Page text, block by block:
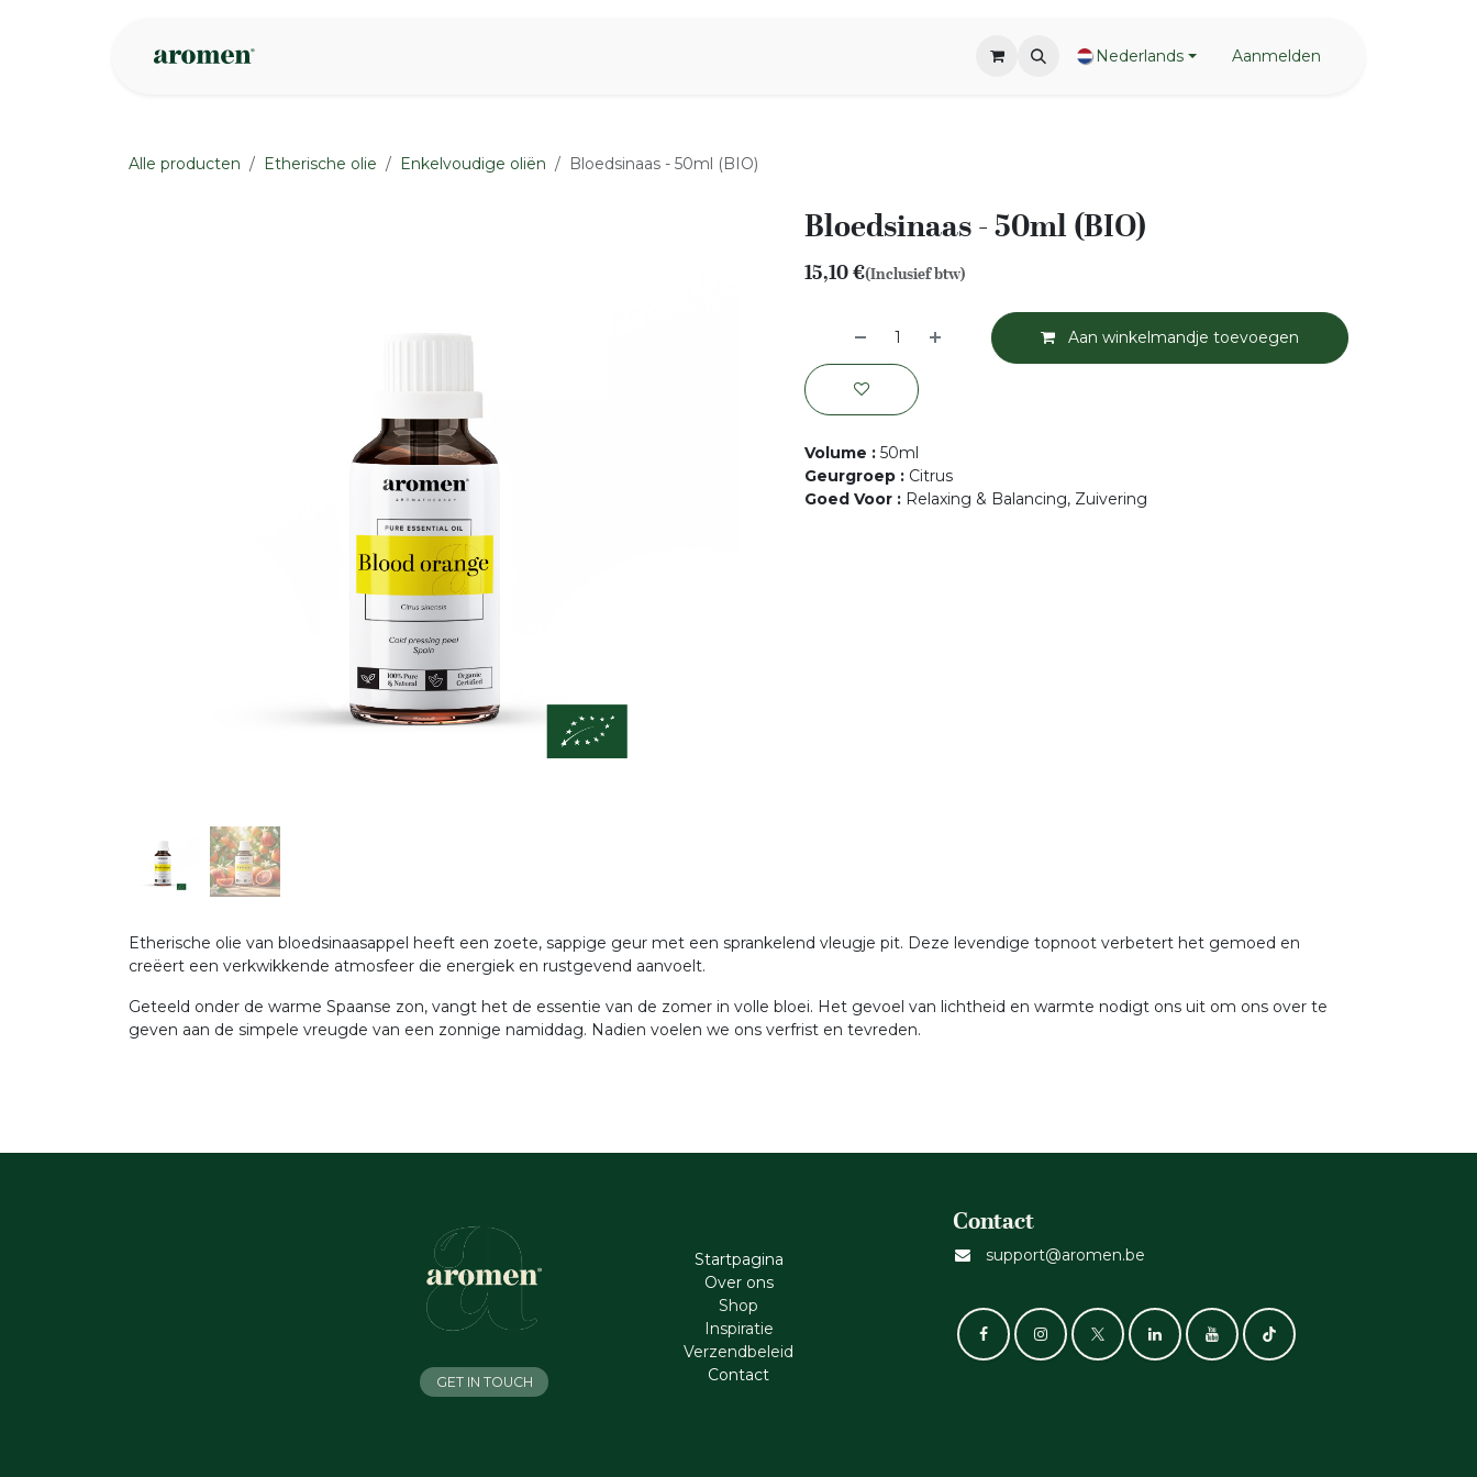
Nederlands Aanmelden
Alle producten Etherische olie Enkelvoudige oliën Bloedsinaas - 50ml (BIO)
Bloedsinaas - 50ml (BIO)
15,10€(Inclusief btw)
Aan winkelmandje toevoegen
Volume : 50ml
Geurgroep : Citrus
Goed Voor : Relaxing & Balancing, Zuivering
Etherische olie van bloedsinaasappel heeft een zoete, sappige geur met een sprankelend vleugje pit. Deze levendige topnoot verbetert het gemoed en
creëert een verkwikkende atmosfeer die energiek en rustgevend aanvoelt.
Geteeld onder de warme Spaanse zon, vangt het de essentie van de zomer in volle bloei. Het gevoel van lichtheid en warmte nodigt ons uit om ons over te
geven aan de simpele vreugde van een zonnige namiddag. Nadien voelen we ons verfrist en tevreden.
Startpagina
Ove​r​ ons
Shop
Inspiratie
Verzendbeleid
Cont​act
Contact
support@aromen.be
GET IN TOUCH